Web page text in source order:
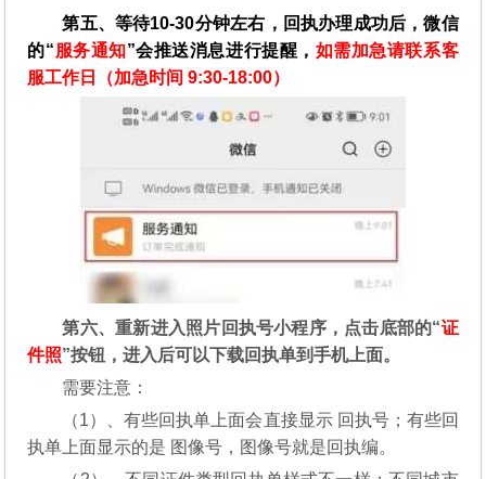
第五、等待10-30分钟左右，回执办理成功后，微信
的“服务通知”会推送消息进行提醒， 如需加急请联系客
服工作日（加急时间 9:30-18:00）
第六、重新进入照片回执号小程序，点击底部的“证
件照”按钮，进入后可以下载回执单到手机上面。
需要注意：
（1）、有些回执单上面会直接显示 回执号；有些回
执单上面显示的是 图像号，图像号就是回执编。